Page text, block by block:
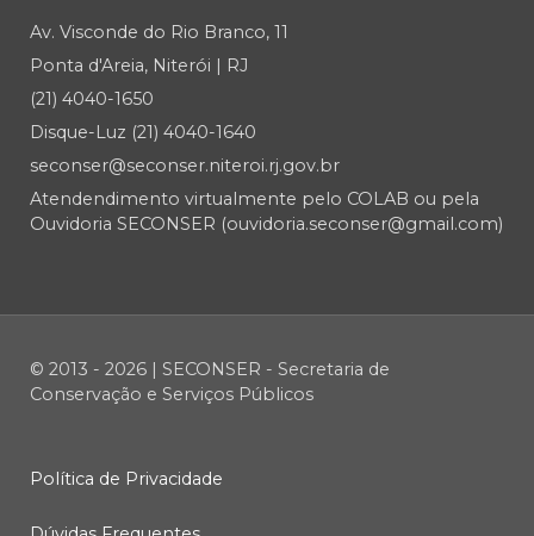
Av. Visconde do Rio Branco, 11
Ponta d'Areia, Niterói | RJ
(21) 4040-1650
Disque-Luz (21) 4040-1640
seconser@seconser.niteroi.rj.gov.br
Atendendimento virtualmente pelo COLAB ou pela
Ouvidoria SECONSER (ouvidoria.seconser@gmail.com)
© 2013 - 2026 | SECONSER - Secretaria de
Conservação e Serviços Públicos
Política de Privacidade